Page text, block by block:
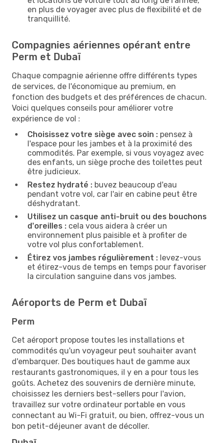
en plus de voyager avec plus de flexibilité et de
tranquillité.
Compagnies aériennes opérant entre
Perm et Dubaï
Chaque compagnie aérienne offre différents types
de services, de l'économique au premium, en
fonction des budgets et des préférences de chacun.
Voici quelques conseils pour améliorer votre
expérience de vol :
Choisissez votre siège avec soin : pensez à
l'espace pour les jambes et à la proximité des
commodités. Par exemple, si vous voyagez avec
des enfants, un siège proche des toilettes peut
être judicieux.
Restez hydraté : buvez beaucoup d'eau
pendant votre vol, car l'air en cabine peut être
déshydratant.
Utilisez un casque anti-bruit ou des bouchons
d'oreilles : cela vous aidera à créer un
environnement plus paisible et à profiter de
votre vol plus confortablement.
Étirez vos jambes régulièrement : levez-vous
et étirez-vous de temps en temps pour favoriser
la circulation sanguine dans vos jambes.
Aéroports de Perm et Dubaï
Perm
Cet aéroport propose toutes les installations et
commodités qu'un voyageur peut souhaiter avant
d'embarquer. Des boutiques haut de gamme aux
restaurants gastronomiques, il y en a pour tous les
goûts. Achetez des souvenirs de dernière minute,
choisissez les derniers best-sellers pour l'avion,
travaillez sur votre ordinateur portable en vous
connectant au Wi-Fi gratuit, ou bien, offrez-vous un
bon petit-déjeuner avant de décoller.